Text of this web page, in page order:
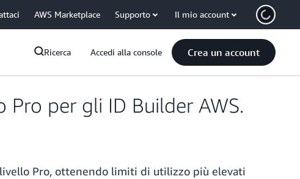
AWS Marketplace Supporto Il mio account
Ricerca Accedi alla console Crea un account
per gli ID Builder AWS.
Pro, ottenendo limiti di utilizzo più elevati